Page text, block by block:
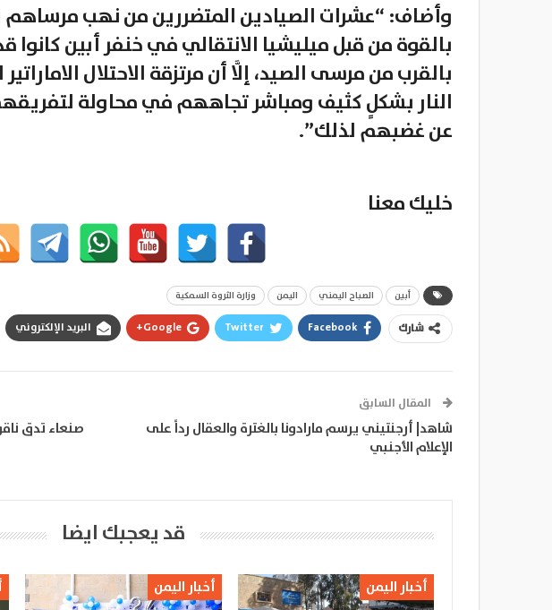
وأضاف: “عشرات الصيادين المتضررين من نهب
بالقوة من قبل ميليشيا الانتقالي في خنفر أبين كانوا
بالقرب من مرسى الصيد، إلَّا أن مرتزقة الاحتلال
النار بشكلٍ كثيف ومباشر تجاههم في محاولة
عن غضبهم لذلك”.
خليك معنا
أبين الصباح اليمني اليمن وزارة الثروة السمكية
شارك Facebook
Twitter
Google+ البريد الإلكتروني
المقال السابق
شاهد| أرجنتيني يرسم مارادونا بالغترة والعقال رداً على
الإعلام الأجنبي
صنعاء تدق
قد يعجبك ايضا
أخبار اليمن أخبار اليمن